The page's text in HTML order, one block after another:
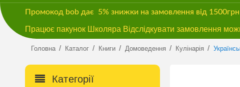
Промокод bob дає 5% знижки на замовлення від 1500грн
Працює пакунок Школяра Відслідкувати замовлення
Головна / Каталог / Книги / Домоведення / Кулінарія /
Категорії